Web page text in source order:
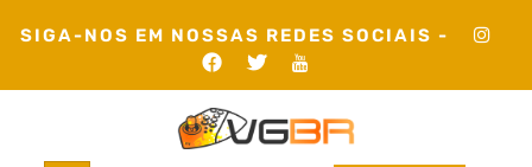
SIGA-NOS EM NOSSAS REDES SOCIAIS -